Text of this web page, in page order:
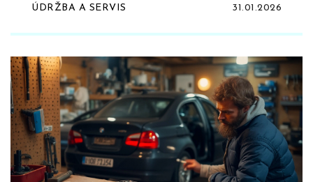
ÚDRŽBA A SERVIS 31.01.2026